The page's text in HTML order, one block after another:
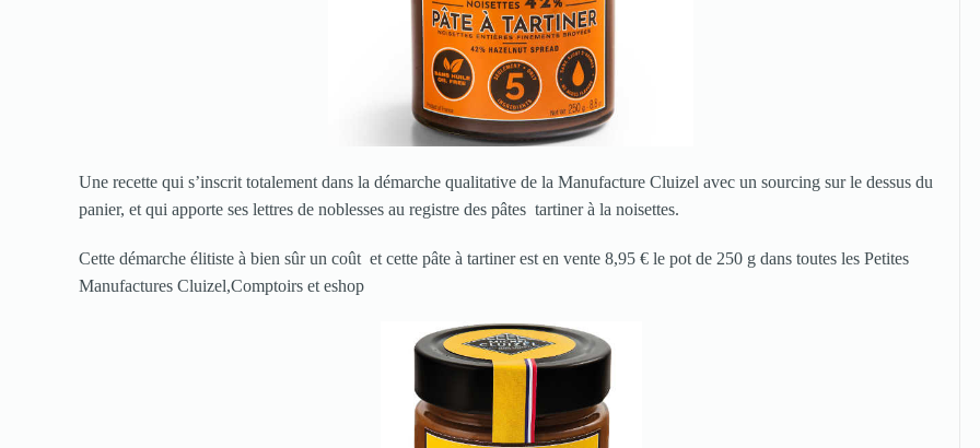
Une recette qui s’inscrit totalement dans la démarche qualitative de la Manufacture Cluizel avec un sourcing sur le dessus du
panier, et qui apporte ses lettres de noblesses au registre des pâtes tartiner à la noisettes.
Cette démarche élitiste à bien sûr un coût et cette pâte à tartiner est en vente 8,95 € le pot de 250 g dans toutes les Petites
Manufactures Cluizel,Comptoirs et eshop